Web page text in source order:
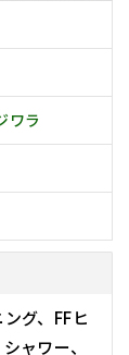
ワラ
グ、FFヒ
ャワー、